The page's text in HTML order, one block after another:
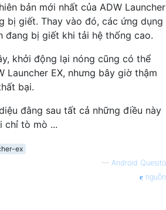
bản mới nhất của ADW Launcher
bị giết. Thay vào đó, các ứng dụng
đang bị giết khi tải hệ thống cao.
khởi động lại nóng cũng có thể
Launcher EX, nhưng bây giờ thậm
bại.
đằng sau tất cả những điều này
chỉ tò mò ...
ex
— Android Quesito
nguồn